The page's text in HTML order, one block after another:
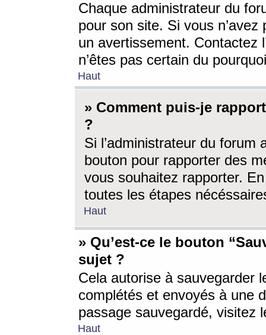
Chaque administrateur du
pour son site. Si vous
un avertissement. Contactez
n’êtes pas certain du
Haut
» Comment puis-je
?
Si l’administrateur du forum
bouton pour rapporter des
vous souhaitez rapporter.
toutes les étapes
Haut
» Qu’est-ce le bouton
sujet ?
Cela autorise à sauvegarder
complétés et envoyés à une
passage sauvegardé, visitez
Haut